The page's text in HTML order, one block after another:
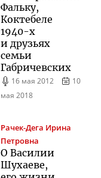
Фальку,
Коктебеле
1940-х
и друзьях
семьи
Габричевских
16 мая 2012
10
мая 2018
Рачек-Дега Ирина
Петровна
О Василии
Шухаеве,